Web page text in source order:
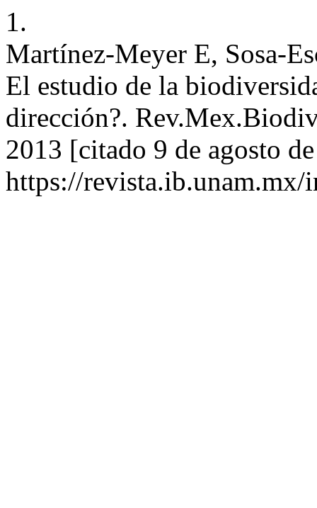
1.
Martínez-Meyer E, Sosa-
El estudio de la
dirección?.
2013 [citado 9 de agosto
https://